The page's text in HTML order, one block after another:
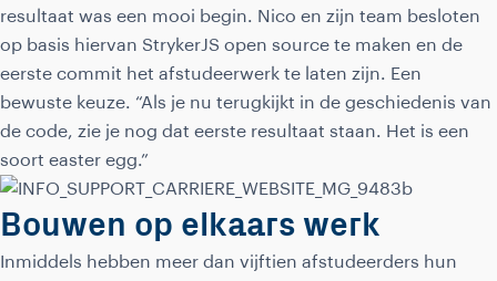
resultaat was een mooi begin. Nico en zijn team besloten
op basis hiervan StrykerJS open source te maken en de
eerste commit het afstudeerwerk te laten zijn. Een
bewuste keuze. “Als je nu terugkijkt in de geschiedenis van
de code, zie je nog dat eerste resultaat staan. Het is een
soort easter egg.”
Bouwen op elkaars werk
Inmiddels hebben meer dan vijftien afstudeerders hun